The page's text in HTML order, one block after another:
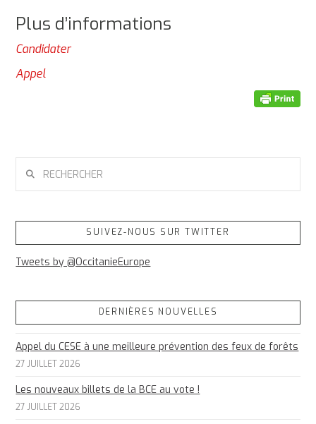
Plus d’informations
Candidater
Appel
SUIVEZ-NOUS SUR TWITTER
Tweets by @OccitanieEurope
DERNIÈRES NOUVELLES
Appel du CESE à une meilleure prévention des feux de forêts
27 JUILLET 2026
Les nouveaux billets de la BCE au vote !
27 JUILLET 2026